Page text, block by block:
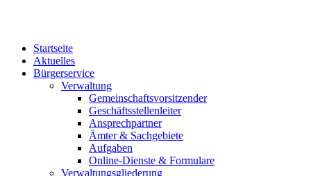
Startseite
Aktuelles
Bürgerservice
Verwaltung
Gemeinschaftsvorsitzender
Geschäftsstellenleiter
Ansprechpartner
Ämter & Sachgebiete
Aufgaben
Online-Dienste & Formulare
Verwaltungsgliederung